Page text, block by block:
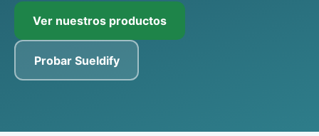
Ver nuestros productos
Probar Sueldify